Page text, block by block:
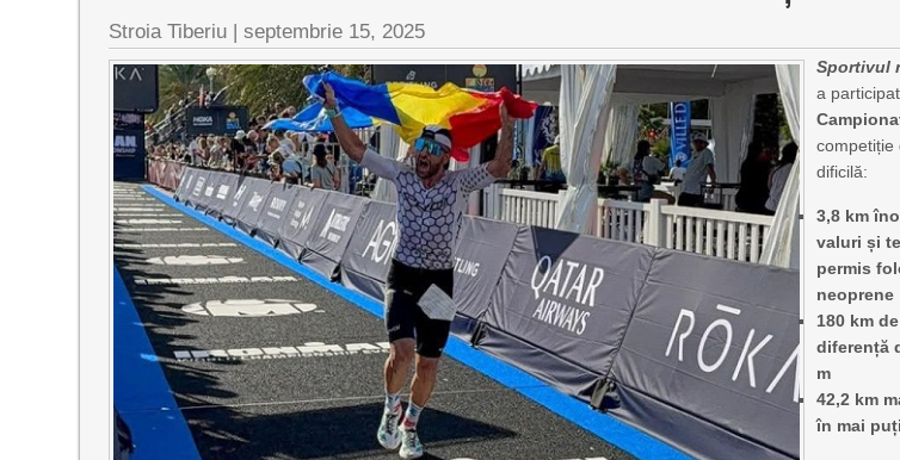
Stroia Tiberiu |septembrie 15, 2025
Sportivul
a
competiție
dificilă:
3,8 km
valuri și
permis
neoprene
180 km
diferență
m
42,2 km
în mai